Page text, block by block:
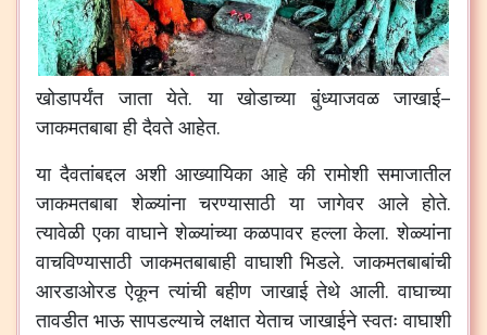
खोडापर्यंत जाता येते.या खोडाच्या बुंध्याजवळ जाखाई–
जाकमतबाबा ही दैवते आहेत.
या दैवतांबद्दल अशी आख्यायिका आहे की रामोशी समाजातील
जाकमतबाबा शेळ्यांना चरण्यासाठी या जागेवर आले होते.
त्यावेळी एका वाघाने शेळ्यांच्या कळपावर हल्ला केला.शेळ्यांना
वाचविण्यासाठी जाकमतबाबाही वाघाशी भिडले.जाकमतबाबांची
आरडाओरड ऐकून त्यांची बहीण जाखाई तेथे आली.वाघाच्या
तावडीत भाऊ सापडल्याचे लक्षात येताच जाखाईने स्वतः वाघाशी